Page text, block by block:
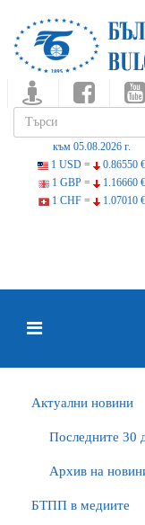
към 05.08.2026 г.
1 USD =
0.86550 €
1 GBP =
1.16660 €
1 CHF =
1.07010 €
Актуални новини
Последните 30
Архив на
БTПП в медиите